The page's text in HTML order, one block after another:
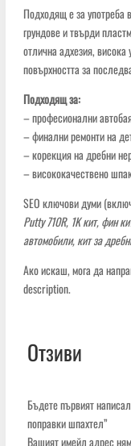
Подходящ е за употреба
грундове и твърди
отлична адхезия, висока
повърхността за
Подходящ за:
– професионални
– финални ремонти на
– корекция на дребни
– висококачествено
SEO ключови думи
Putty 710R, 1K кит, фин
автомобили, кит за
Ако искаш, мога да
description.
Отзиви
Бъдете първият
поправки шпахтел”
Вашият имейл адрес